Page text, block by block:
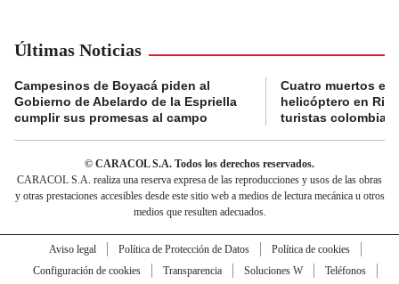
Últimas Noticias
Campesinos de Boyacá piden al
Gobierno de Abelardo de la Espriella
cumplir sus promesas al campo
Cuatro muertos en
helicóptero en
turistas
© CARACOL S.A. Todos los derechos reservados.
CARACOL S.A. realiza una reserva expresa de las reproducciones y usos de las obras
y otras prestaciones accesibles desde este sitio web a medios de lectura mecánica u otros
medios que resulten adecuados.
Aviso legal Política de Protección de Datos
Política de cookies
Configuración de cookies
Transparencia Soluciones W
Teléfonos